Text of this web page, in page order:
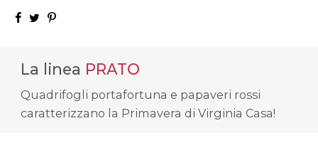
La linea PRATO
Quadrifogli portafortuna e papaveri rossi
caratterizzano la Primavera di Virginia Casa!